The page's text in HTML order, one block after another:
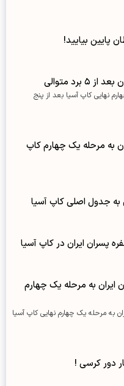
پایین بیایید!
متوالی
نهایی کاپ آسیا بعد از پنج
به مرحله یک چهارم کاپ
به جدول اصلی کاپ آسیا
پسران ایران در کاپ آسیا
ایران به مرحله یک چهارم
زیر ۱۷ سال پسران ایران به مرحله یک چهارم نهایی کاپ آسیا
دور کرسی !